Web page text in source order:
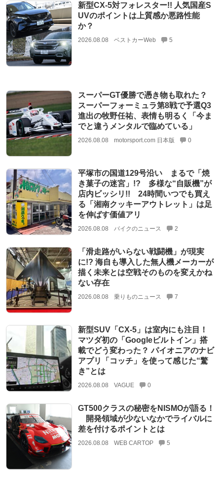
新型CX-5対フォレスター!! 人気国産S
UVのポイントは上質感か悪路性能
か？
2026.08.08 ベストカーWeb 5
スーパーGT優勝で憑き物も取れた？
スーパーフォーミュラ第8戦で予選Q3
進出の牧野任祐、表情も明るく「今ま
でと違うメンタルで臨めている」
2026.08.08 motorsport.com 日本版 0
平塚市の国道129号沿い まるで「焼
き菓子の迷宮」!? 多様な“自販機”が
店内ビッシリ!! 24時間いつでも買え
る「湘南クッキーアウトレット」は足
を伸ばす価値アリ
2026.08.08 バイクのニュース 2
「滑走路がいらない戦闘機」が現実
に!? 海自も導入した無人機メーカーが
描く未来とは空戦そのものを変えかね
ない存在
2026.08.08 乗りものニュース 7
新型SUV「CX-5」は室内にも注目！
マツダ初の「Googleビルトイン」搭
載でどう変わった？ パイオニアのナビ
アプリ「コッチ」を使って感じた“驚
き”とは
2026.08.08 VAGUE 0
GT500クラスの秘密をNISMOが語る！
開発領域が少ないなかでライバルに
差を付けるポイントとは
2026.08.08 WEB CARTOP 5